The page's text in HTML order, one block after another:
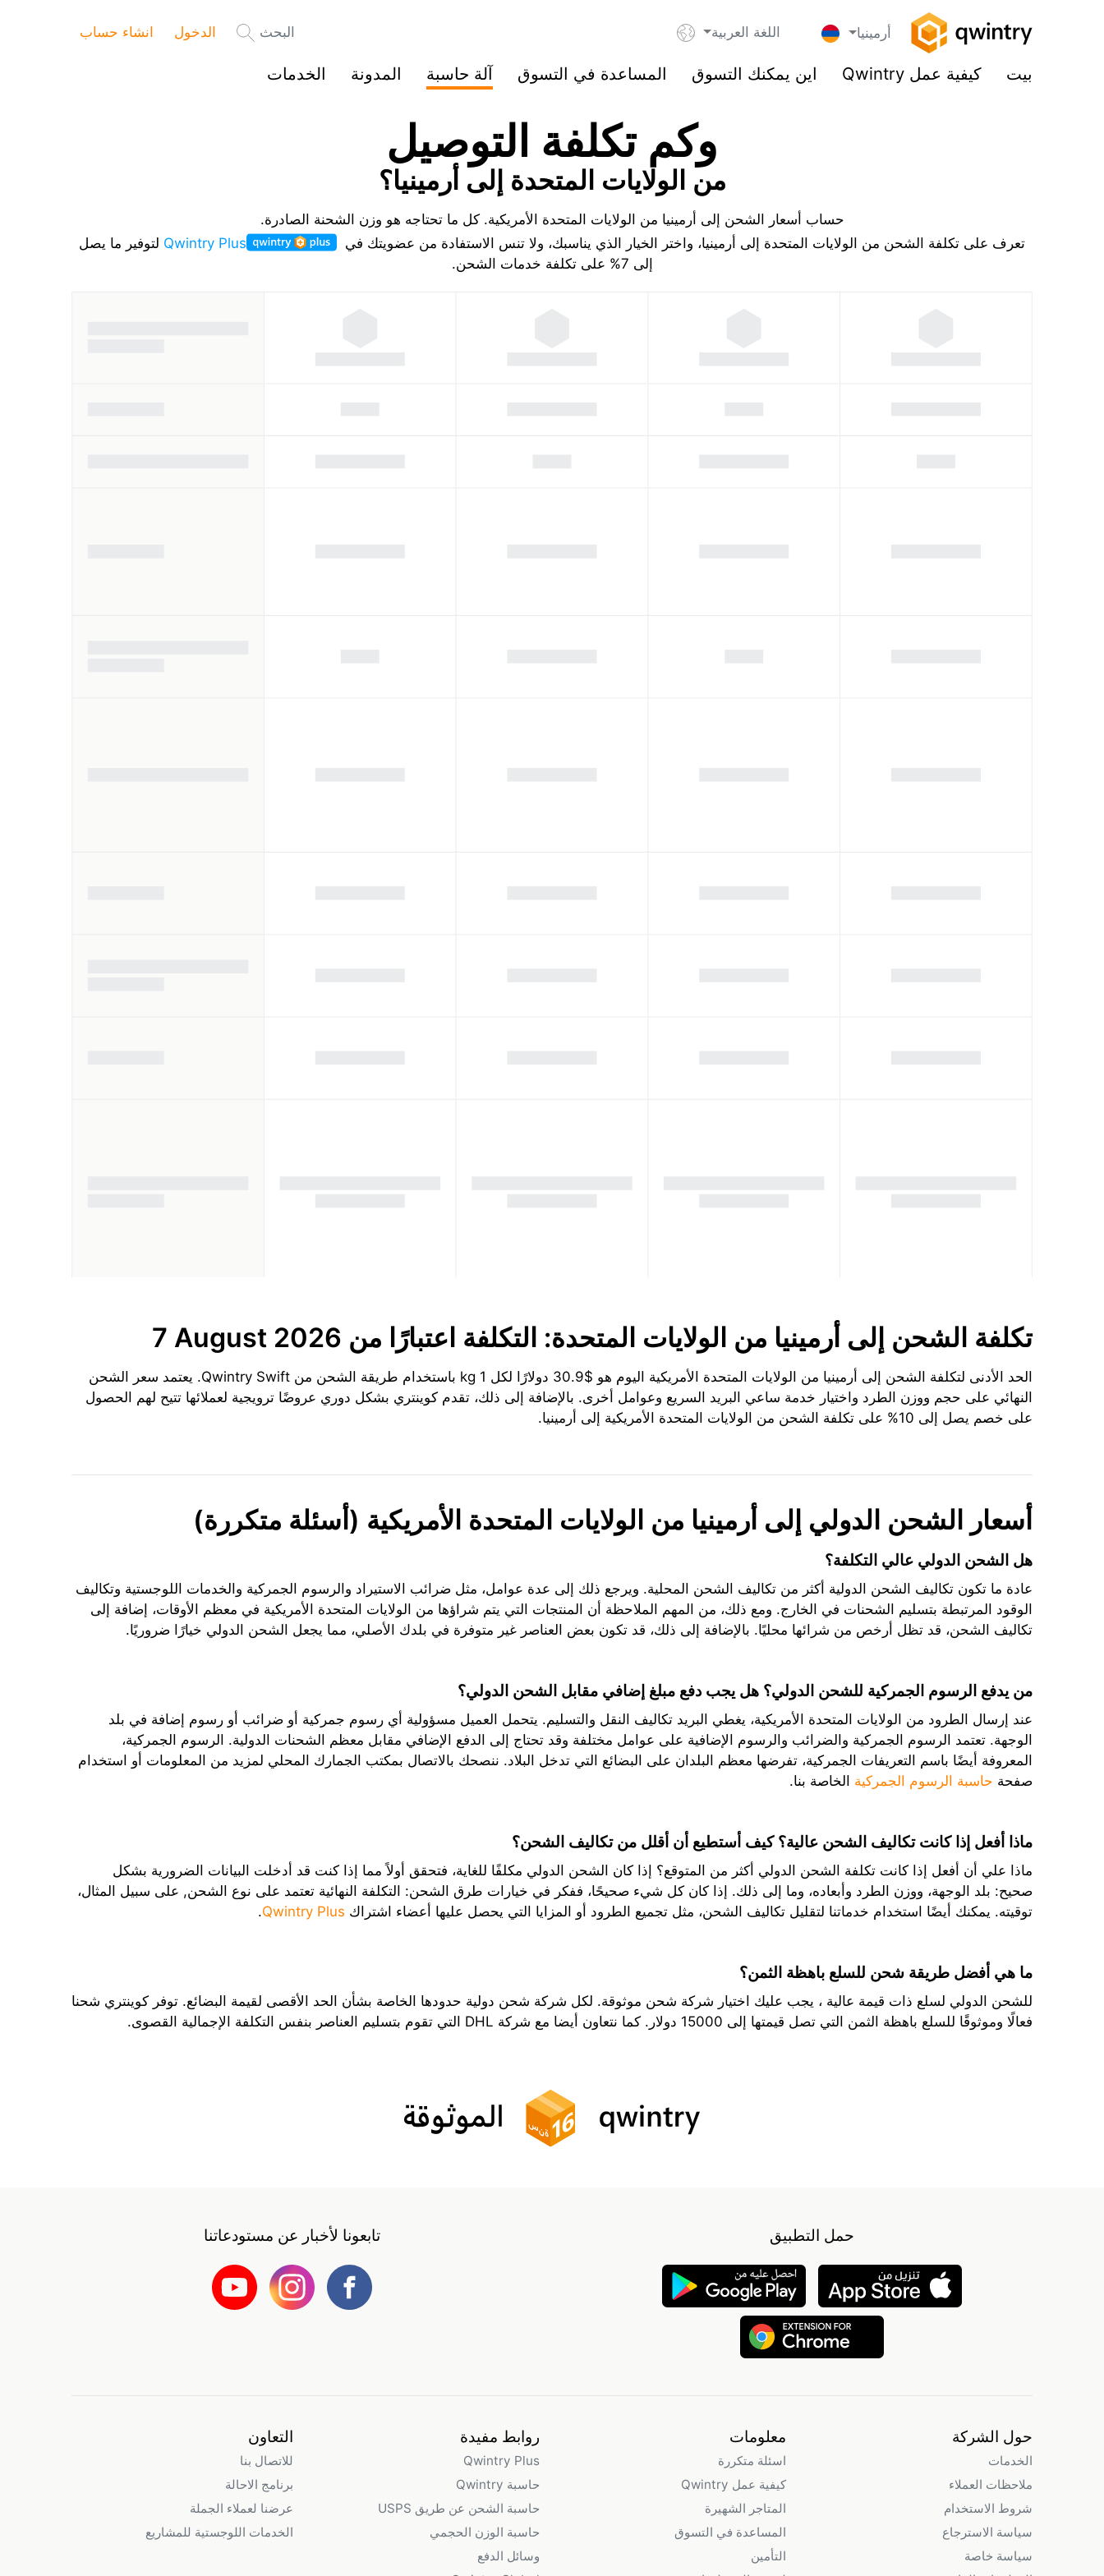
أرمينيا اللغة العربية البحث الدخول انشاء حساب
بيت كيفية عمل Qwintry اين يمكنك التسوق المساعدة في التسوق آلة حاسبة المدونة الخدمات
وكم تكلفة التوصيل
من الولايات المتحدة إلى أرمينيا؟
حساب أسعار الشحن إلى أرمينيا من الولايات المتحدة الأمريكية. كل ما تحتاجه هو وزن الشحنة الصادرة.
تعرف على تكلفة الشحن من الولايات المتحدة إلى أرمينيا، واختر الخيار الذي يناسبك، ولا تنس الاستفادة من عضويتك في
Qwintry Plus لتوفير ما يصل
إلى 7% على تكلفة خدمات الشحن.
تكلفة الشحن إلى أرمينيا من الولايات المتحدة: التكلفة اعتبارًا من 7 August 2026
الحد الأدنى لتكلفة الشحن إلى أرمينيا من الولايات المتحدة الأمريكية اليوم هو $30.9 دولارًا لكل 1 kg باستخدام طريقة الشحن من Qwintry Swift. يعتمد سعر الشحن
النهائي على حجم ووزن الطرد واختيار خدمة ساعي البريد السريع وعوامل أخرى. بالإضافة إلى ذلك، تقدم كوينتري بشكل دوري عروضًا ترويجية لعملائها تتيح لهم الحصول
على خصم يصل إلى 10% على تكلفة الشحن من الولايات المتحدة الأمريكية إلى أرمينيا.
أسعار الشحن الدولي إلى أرمينيا من الولايات المتحدة الأمريكية (أسئلة متكررة)
هل الشحن الدولي عالي التكلفة؟
عادة ما تكون تكاليف الشحن الدولية أكثر من تكاليف الشحن المحلية. ويرجع ذلك إلى عدة عوامل، مثل ضرائب الاستيراد والرسوم الجمركية والخدمات اللوجستية وتكاليف
الوقود المرتبطة بتسليم الشحنات في الخارج. ومع ذلك، من المهم الملاحظة أن المنتجات التي يتم شراؤها من الولايات المتحدة الأمريكية في معظم الأوقات، إضافة إلى
تكاليف الشحن، قد تظل أرخص من شرائها محليًا. بالإضافة إلى ذلك، قد تكون بعض العناصر غير متوفرة في بلدك الأصلي، مما يجعل الشحن الدولي خيارًا ضروريًا.
من يدفع الرسوم الجمركية للشحن الدولي؟ هل يجب دفع مبلغ إضافي مقابل الشحن الدولي؟
عند إرسال الطرود من الولايات المتحدة الأمريكية، يغطي البريد تكاليف النقل والتسليم. يتحمل العميل مسؤولية أي رسوم جمركية أو ضرائب أو رسوم إضافة في بلد
الوجهة. تعتمد الرسوم الجمركية والضرائب والرسوم الإضافية على عوامل مختلفة وقد تحتاج إلى الدفع الإضافي مقابل معظم الشحنات الدولية. الرسوم الجمركية،
المعروفة أيضًا باسم التعريفات الجمركية، تفرضها معظم البلدان على البضائع التي تدخل البلاد. ننصحك بالاتصال بمكتب الجمارك المحلي لمزيد من المعلومات أو استخدام
صفحة حاسبة الرسوم الجمركية الخاصة بنا.
ماذا أفعل إذا كانت تكاليف الشحن عالية؟ كيف أستطيع أن أقلل من تكاليف الشحن؟
ماذا علي أن أفعل إذا كانت تكلفة الشحن الدولي أكثر من المتوقع؟ إذا كان الشحن الدولي مكلفًا للغاية، فتحقق أولاً مما إذا كنت قد أدخلت البيانات الضرورية بشكل
صحيح: بلد الوجهة، ووزن الطرد وأبعاده، وما إلى ذلك. إذا كان كل شيء صحيحًا، ففكر في خيارات طرق الشحن: التكلفة النهائية تعتمد على نوع الشحن, على سبيل المثال،
توقيته. يمكنك أيضًا استخدام خدماتنا لتقليل تكاليف الشحن، مثل تجميع الطرود أو المزايا التي يحصل عليها أعضاء اشتراك Qwintry Plus
.
ما هي أفضل طريقة شحن للسلع باهظة الثمن؟
للشحن الدولي لسلع ذات قيمة عالية ، يجب عليك اختيار شركة شحن موثوقة. لكل شركة شحن دولية حدودها الخاصة بشأن الحد الأقصى لقيمة البضائع. توفر كوينتري شحنا
فعالًا وموثوقًا للسلع باهظة الثمن التي تصل قيمتها إلى 15000 دولار. كما نتعاون أيضا مع شركة DHL التي تقوم بتسليم العناصر بنفس التكلفة الإجمالية القصوى.
حمل التطبيق تابعونا لأخبار عن مستودعاتنا
حول الشركة
الخدمات
ملاحظات العملاء
شروط الاستخدام
سياسة الاسترجاع
سياسة خاصة
معلومات
اسئلة متكررة
كيفية عمل Qwintry
المتاجر الشهيرة
المساعدة في التسوق
التأمين
روابط مفيدة
Qwintry Plus
حاسبة Qwintry
حاسبة الشحن عن طريق USPS
حاسبة الوزن الحجمي
وسائل الدفع
التعاون
للاتصال بنا
برنامج الاحالة
عرضنا لعملاء الجملة
الخدمات اللوجستية للمشاريع